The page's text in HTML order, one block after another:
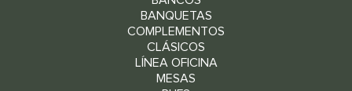
BANQUETAS
COMPLEMENTOS
CLÁSICOS
LÍNEA OFICINA
MESAS